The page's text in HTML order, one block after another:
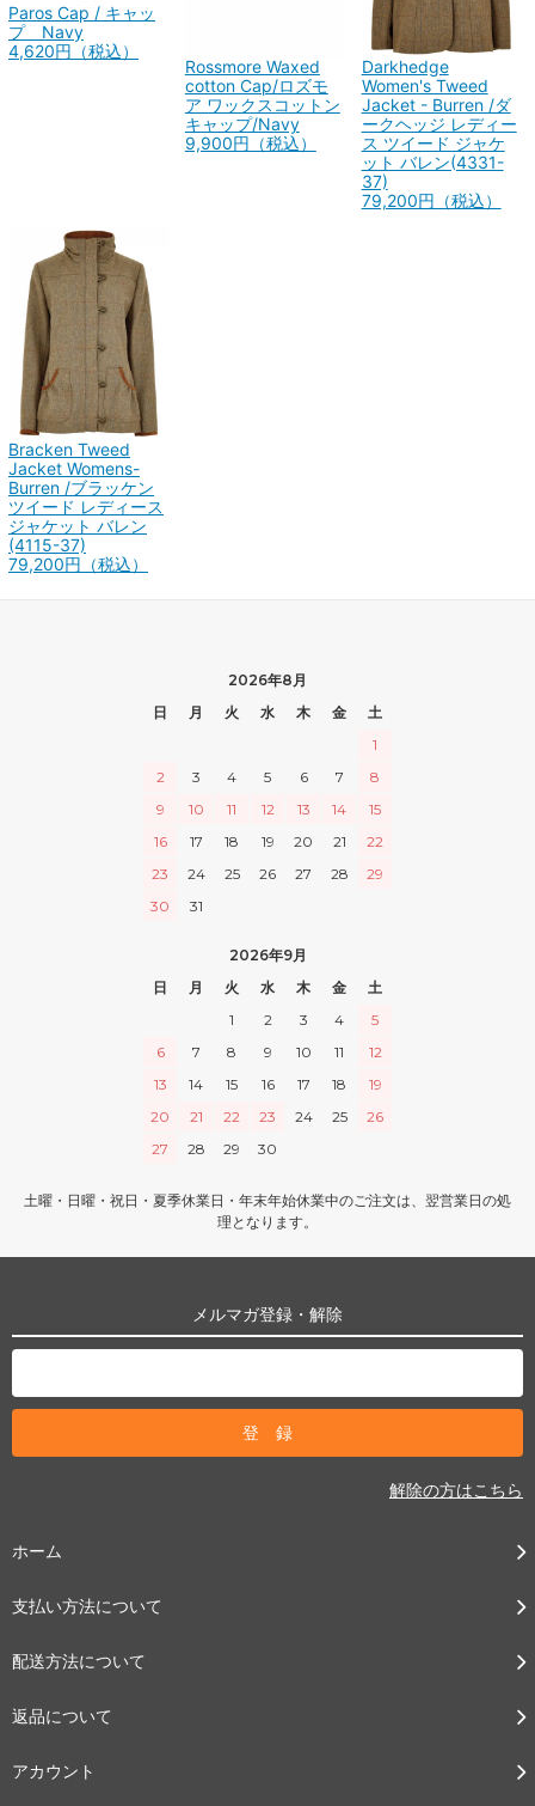
Paros Cap / キャッ
プ Navy
4,620円（税込）
Rossmore Waxed
cotton Cap/ロズモ
ア ワックスコットン
キャップ/Navy
9,900円（税込）
Darkhedge
Women's Tweed
Jacket - Burren /ダ
ークヘッジ レディー
ス ツイード ジャケ
ット バレン(4331-
37)
79,200円（税込）
Bracken Tweed
Jacket Womens-
Burren /ブラッケン
ツイード レディース
ジャケット バレン
(4115-37)
79,200円（税込）
2026年8月
日
月 火 水 木 金
土
1
2
3 4 5 6 7
8
9
10 11 12 13 14
15
16
17 18 19 20 21
22
23
24 25 26 27 28
29
30
31
2026年9月
日
月 火 水 木 金
土
1
2 3 4
5
6
7 8 9 10 11
12
13
14 15 16 17 18
19
20
21 22 23 24 25
26
27
28 29 30
土曜・日曜・祝日・夏季休業日・年末年始休業中のご注文は、翌営業日の処
理となります。
メルマガ登録・解除
解除の方はこちら
ホーム
支払い方法について
配送方法について
返品について
アカウント